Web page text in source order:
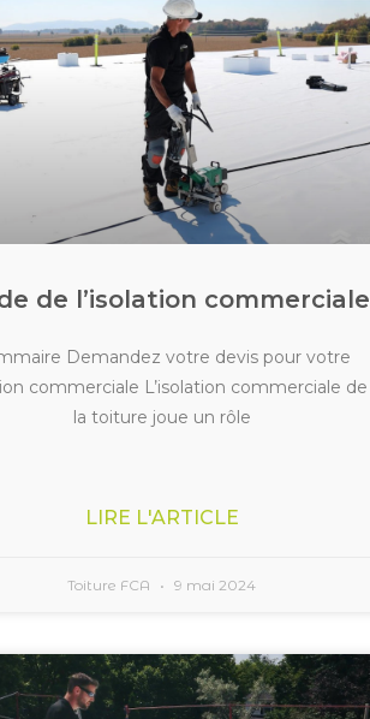
de l’isolation commerciale
Demandez votre devis pour votre
commerciale L’isolation commerciale de
la toiture joue un rôle
LIRE L'ARTICLE
Toiture FCA 9 mai 2024